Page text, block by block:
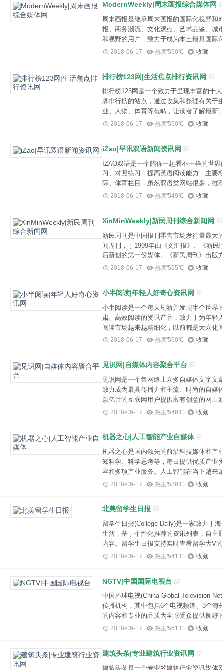
经过多年的发展已经成为了香港最多人浏
ModernWeekly|周末画报综合媒体网
周末画报是继承周末画报的国际化视野
报、商务潮流、文化观点、艺术品鉴、城
和视野的用户，致力于成为本土最具国际
地区与大中华地区之间的文化信息平台
「周末画报」、「优家画报」、「新视线
2018-06-17 热度/550℃ 收藏
排行榜123网|生活焦点排行资讯网
排行榜123网是一个致力于呈现丰富的十
牌排行榜的站点，通过收集和整理有关
业、人物、体育等范畴，让读者了解最
某一相关同类事物的客观实力的反映，
验，关注排行榜可以让我们更加了解所需
2018-06-17 热度/550℃ 收藏
iZao|早讯双语新闻资讯网
IZAO双语是一个陪你一起看不一样的世
习、对照练习，提高英语阅读能力，主
际、体育栏目，虽然双语类网站很多，推
2018-06-17 热度/549℃ 收藏
XinMinWeekly|新民周刊综合新闻网
新民周刊是中国报刊零售市场发行量最
闻周刊，于1999年由《文汇报》、《新
后新创的第一份媒体。《新民周刊》出
刊社，每周一出刊，每期1/8开本，约80
媒体，阵容整齐，反应敏
2018-06-17 热度/555℃ 收藏
小半阅读|年轻人好奇心资讯网
小半阅读是一个每天刷新并发现半个世界
肃、高效阅读的资讯产品，致力于为年
阅读市场越来越精细化，以前都是大众
其是年轻人阅读，互联网的主力军在年
2018-06-17 热度/560℃ 收藏
见识网|自媒体内容聚合平台
见识网是一个集网络上众多自媒体文字
致力成为最具传播力和主流、时尚的自
以亿计的互联网用户提供富有创意的网
制，提供互联网中最新鲜、最火爆的内
2018-06-17 热度/546℃ 收藏
机器之心|人工智能产业自媒体
机器之心是国内领先的前沿科技媒体和产
知科学、科学思考等，每日提供优质产业
容和多项产业服务。人工智能在当下越来
入我们的日常生活，通常人工智能是指
2018-06-17 热度/536℃ 收藏
北美留学生日报
留学生日报(College Daily)是一家致力于海外留学生资讯的媒体，分享有趣而真实的留学
生活，基于个性化推荐的资讯列表，自主
内容。留学生日报支持实时查看留学大V
并为他们留言点赞;找到身边的留学小伙
2018-06-17 热度/541℃ 收藏
NGTV|中国国际电视台
中国环球电视(China Global Television Network，简称CGTN)是中国中央电视台的新国际
传播机构，其中包括6个电视频道、3个
的内容和专业的品质为全球受众提供良好
正式像国际开播，以多语种、多平台媒
2018-06-17 热度/561℃ 收藏
建筑头条|专业建筑行业资讯网
建筑头条是一个专业的建筑行业资讯媒体